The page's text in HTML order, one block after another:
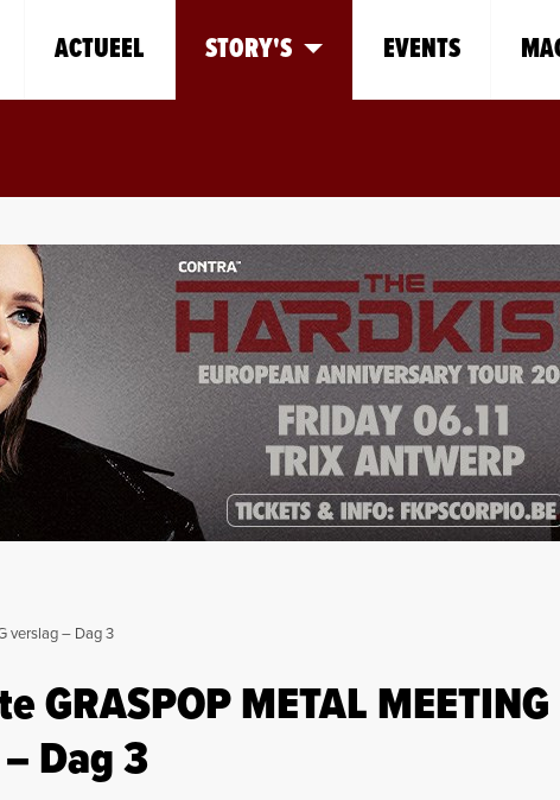
ACTUEEL STORY'S EVENTS
verslag – Dag 3
GRASPOP METAL MEETING
Dag 3